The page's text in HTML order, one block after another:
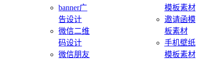
banner广
告设计
微信二维
码设计
微信朋友
模板素材
邀请函模
板素材
手机壁纸
模板素材